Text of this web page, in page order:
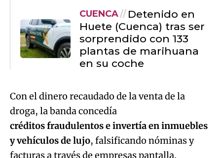
CUENCA
Detenido en
Huete (Cuenca) tras ser
sorprendido con 133
plantas de marihuana
en su coche
Con el dinero recaudado de la venta de la
droga, la banda concedía
créditos fraudulentos e invertía en inmuebles
y vehículos de lujo, falsificando nóminas y
facturas a través de empresas pantalla.